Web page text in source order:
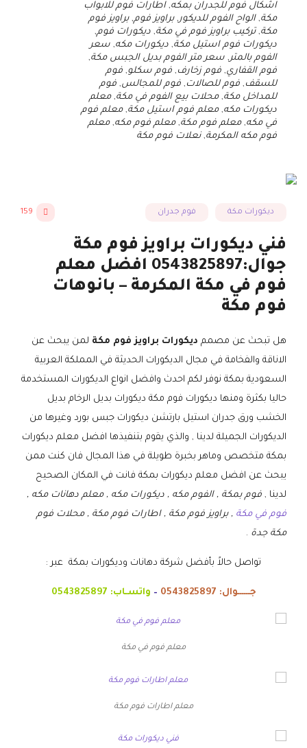
اشكال فوم للجدران بمكه,اطارات فوم للابواب
مكة,الواح الفوم للديكور,براويز فوم,براويز فوم
مكة,تركيب براويز فوم في مكة, ديكورات فوم,
ديكورات فوم استيل مكة, ديكورات مكه, سعر
الفوم بالمتر, سعر متر الفوم بديل الجبس مكة,
فوم القفاري, فوم زخارف , فوم سكلو, فوم
للسقف , فوم للصالات , فوم للمجالس, فوم
للمداخل مكة,محلات بيع الفوم في مكة,معلم
ديكورات مكه,معلم فوم استيل مكة,معلم فوم
في مكه,معلم فوم مكة,معلم فوم مكه,معلم
فوم مكه المكرمة,نعلات فوم مكة
ديكورات مكة فوم جدران 159
فني ديكورات براويز فوم مكة
جوال:0543825897 افضل معلم
فوم في مكة المكرمة – بانوهات
فوم مكة
هل تبحث عن مصمم ديكورات براويز فوم مكة لمن يبحث عن
الاناقة والفخامة في مجال الديكورات الحديثة في المملكة العربية
السعودية بمكة نوفر لكم احدث وافضل انواع الديكورات المستخدمة
حاليا بكثرة ومنها ديكورات فوم مكة ديكورات بديل الرخام بديل
الخشب ورق جدران استيل بارتشن ديكورات جبس بورد وغيرها من
الديكورات الجميلة لدينا , والذي يقوم بتنفيذها افضل معلم ديكورات
بمكة متخصص وماهر بخبرة طويلة في هذا المجال فان كنت ممن
يبحث عن افضل معلم ديكورات بمكة فانت في المكان الصحيح
لدينا , فوم بمكة , الفوم مكه , ديكورات مكه , معلم دهانات مكه ,
فوم في مكة , براويز فوم مكة , اطارات فوم مكة , محلات فوم
مكة جدة .
تواصل حالاً بأفضل شركة دهانات وديكورات بمكة عبر :
جــــــوال: 0543825897
– واتسـاب: 0543825897
معلم فوم في مكة
معلم اطارات فوم مكة